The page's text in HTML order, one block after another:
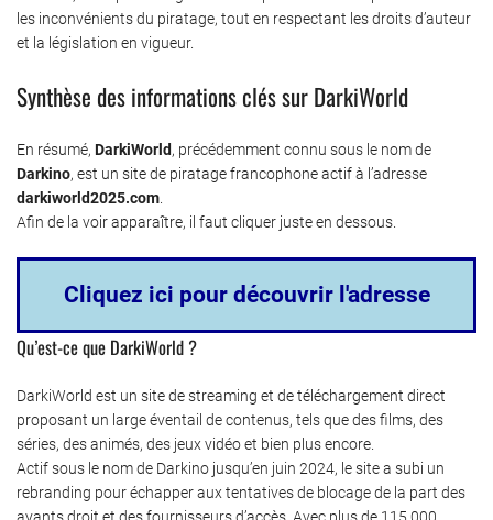
les inconvénients du piratage, tout en respectant les droits d’auteur
et la législation en vigueur.
Synthèse des informations clés sur DarkiWorld
En résumé, DarkiWorld, précédemment connu sous le nom de
Darkino, est un site de piratage francophone actif à l’adresse
darkiworld2025.com
Afin de la voir apparaître, il faut cliquer juste en dessous.
Cliquez ici pour découvrir l'adresse
Qu’est-ce que DarkiWorld ?
DarkiWorld est un site de streaming et de téléchargement direct
proposant un large éventail de contenus, tels que des films, des
séries, des animés, des jeux vidéo et bien plus encore.
Actif sous le nom de Darkino jusqu’en juin 2024, le site a subi un
rebranding pour échapper aux tentatives de blocage de la part des
ayants droit et des fournisseurs d’accès. Avec plus de 115 000